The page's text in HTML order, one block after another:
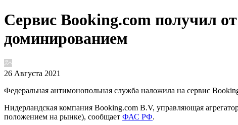
Сервис Booking.com получил
доминированием
26 Августа 2021
Федеральная антимонопольная служба наложила на сервис
Нидерландская компания Booking.com B.V, управляющая
положением на рынке), сообщает ФАС РФ.